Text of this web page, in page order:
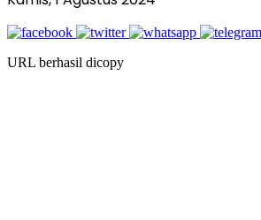
URL berhasil dicopy